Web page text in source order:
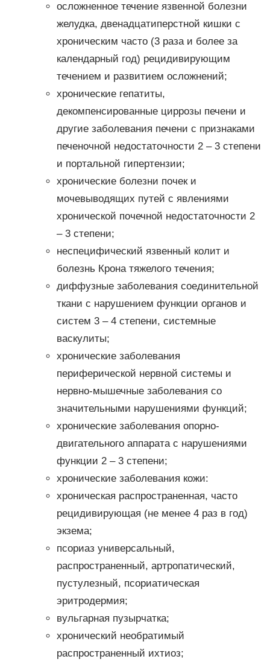
осложненное течение язвенной болезни
желудка, двенадцатиперстной кишки с
хроническим часто (3 раза и более за
календарный год) рецидивирующим
течением и развитием осложнений;
хронические гепатиты,
декомпенсированные циррозы печени и
другие заболевания печени с признаками
печеночной недостаточности 2 – 3 степени
и портальной гипертензии;
хронические болезни почек и
мочевыводящих путей с явлениями
хронической почечной недостаточности 2
– 3 степени;
неспецифический язвенный колит и
болезнь Крона тяжелого течения;
диффузные заболевания соединительной
ткани с нарушением функции органов и
систем 3 – 4 степени, системные
васкулиты;
хронические заболевания
периферической нервной системы и
нервно-мышечные заболевания со
значительными нарушениями функций;
хронические заболевания опорно-
двигательного аппарата с нарушениями
функции 2 – 3 степени;
хронические заболевания кожи:
хроническая распространенная, часто
рецидивирующая (не менее 4 раз в год)
экзема;
псориаз универсальный,
распространенный, артропатический,
пустулезный, псориатическая
эритродермия;
вульгарная пузырчатка;
хронический необратимый
распространенный ихтиоз;